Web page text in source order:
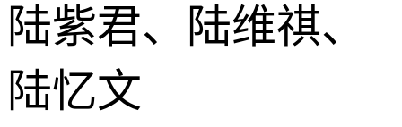
陆紫君、陆维祺、
陆忆文